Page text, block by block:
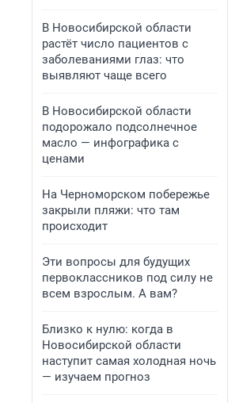
В Новосибирской области
растёт число пациентов с
заболеваниями глаз: что
выявляют чаще всего
В Новосибирской области
подорожало подсолнечное
масло — инфографика с
ценами
На Черноморском побережье
закрыли пляжи: что там
происходит
Эти вопросы для будущих
первоклассников под силу не
всем взрослым. А вам?
Близко к нулю: когда в
Новосибирской области
наступит самая холодная ночь
— изучаем прогноз